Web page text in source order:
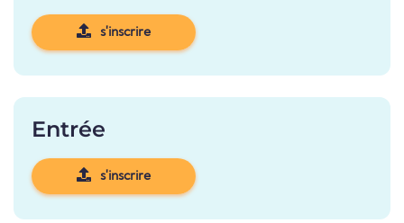
s'inscrire
Entrée
s'inscrire